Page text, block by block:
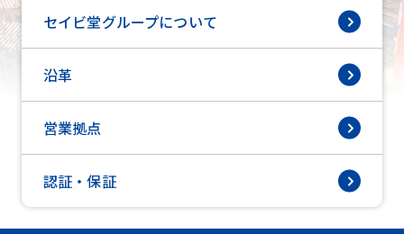
セイビ堂グループについて
沿革
営業拠点
認証・保証